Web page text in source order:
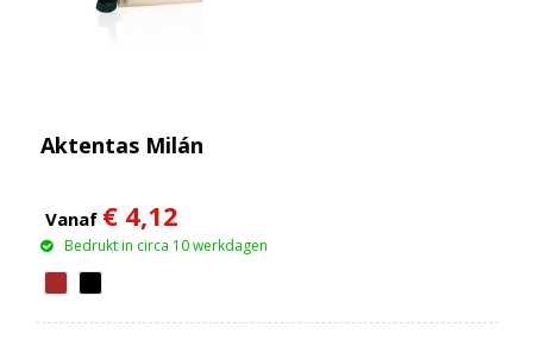
Aktentas Milán
Vanaf € 4,12
Bedrukt in circa 10 werkdagen